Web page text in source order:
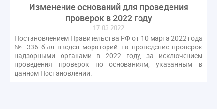
Изменение оснований для проведения
проверок в 2022 году
17.03.2022
Постановлением Правительства РФ от 10 марта 2022 года
№ 336 был введен мораторий на проведение проверок
надзорными органами в 2022 году, за исключением
проведения проверок по основаниям, указанным в
данном Постановлении.